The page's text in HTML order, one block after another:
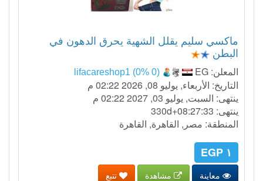
ماكسي سليم يقلل الشهية يحرق الدهون في
البطن
المعلن: lifacareshop1 (0% 0)
EG
التاريخ: الأربعاء, يوليو 08, 2026 02:22 م
ينتهى: السبت, يوليو 03, 2027 02:22 م
ينتهى: 330d+08:27:32
المنطقة: مصر, القاهرة, القاهرة
١ EGP
معاينة مشاهدة تتبع